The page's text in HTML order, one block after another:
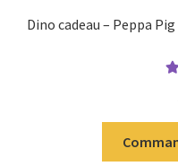
Dino cadeau – Peppa